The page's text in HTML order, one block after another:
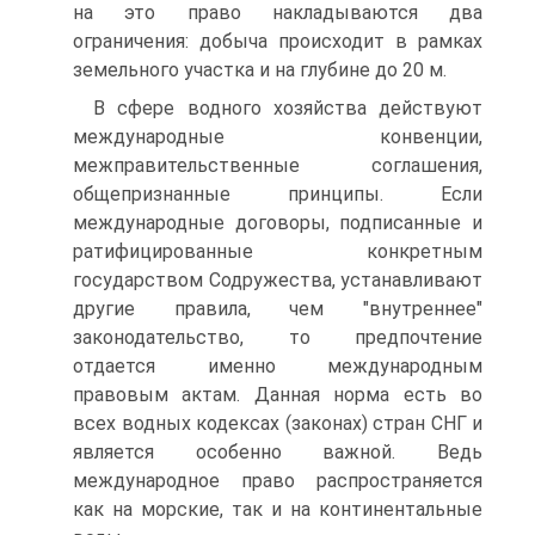
на это право накладываются два
ограничения: добыча происходит в рамках
земельного участка и на глубине до 20 м.
В сфере водного хозяйства действуют
международные конвенции,
межправительственные соглашения,
общепризнанные принципы. Если
международные договоры, подписанные и
ратифицированные конкретным
государством Содружества, устанавливают
другие правила, чем "внутреннее"
законодательство, то предпочтение
отдается именно международным
правовым актам. Данная норма есть во
всех водных кодексах (законах) стран СНГ и
является особенно важной. Ведь
международное право распространяется
как на морские, так и на континентальные